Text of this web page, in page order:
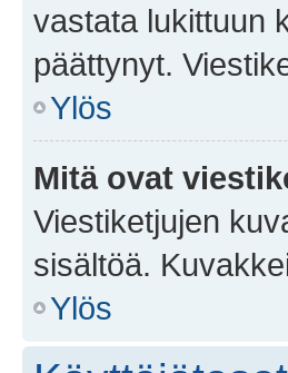
vastata lukittuun
päättynyt.
Ylös
Mitä ovat
Viestiketjujen
sisältöä.
Ylös